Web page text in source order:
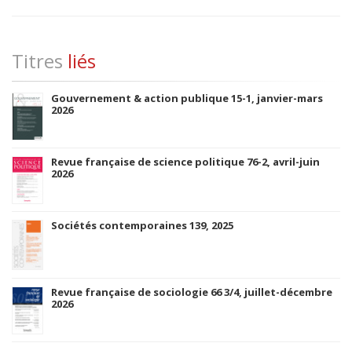
Titres liés
Gouvernement & action publique 15-1, janvier-mars
2026
Revue française de science politique 76-2, avril-juin
2026
Sociétés contemporaines 139, 2025
Revue française de sociologie 66 3/4, juillet-décembre
2026